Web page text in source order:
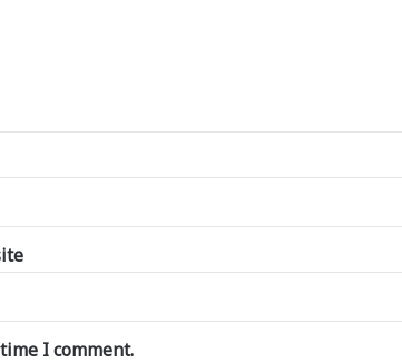
I comment.